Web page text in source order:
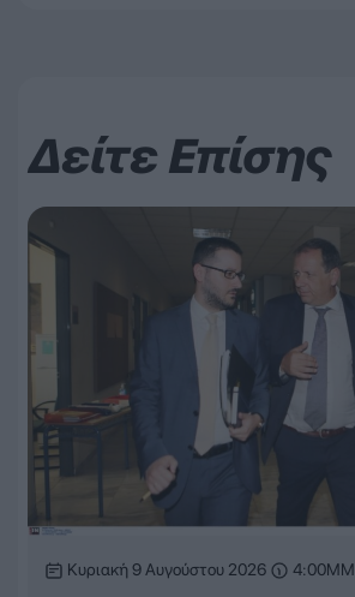
Δείτε Επίσης
Κυριακή 9 Αυγούστου 2026 4:00ΜΜ